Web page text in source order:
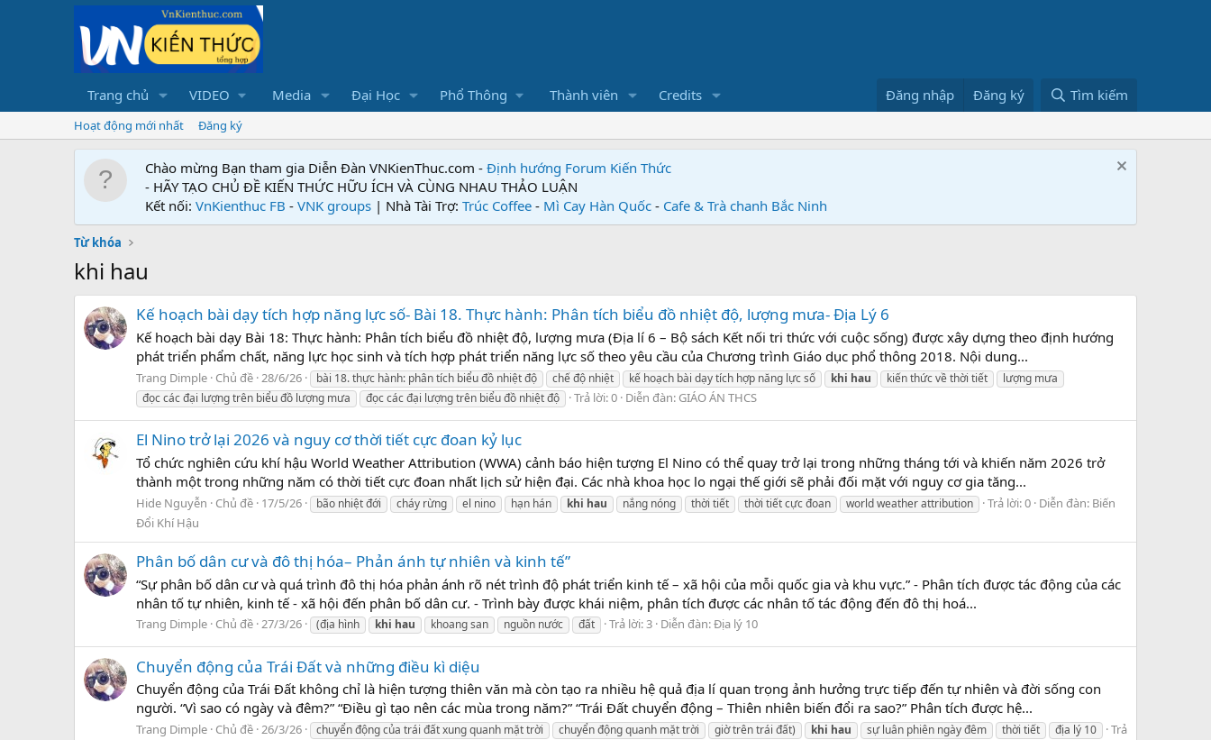
Trang chủ VIDEO Media Đại Học Phổ Thông Thành viên Credits Đăng nhập Đăng ký Tìm kiếm
Hoạt động mới nhất Đăng ký
Chào mừng Bạn tham gia Diễn Đàn VNKienThuc.com - Định hướng Forum Kiến Thức
- HÃY TẠO CHỦ ĐỀ KIẾN THỨC HỮU ÍCH VÀ CÙNG NHAU THẢO LUẬN
Kết nối: VnKienthuc FB - VNK groups | Nhà Tài Trợ: Trúc Coffee - Mì Cay Hàn Quốc - Cafe & Trà chanh Bắc Ninh
Từ khóa
khi hau
Kế hoạch bài dạy tích hợp năng lực số- Bài 18. Thực hành: Phân tích biểu đồ nhiệt độ, lượng mưa- Địa Lý 6
Kế hoạch bài dạy Bài 18: Thực hành: Phân tích biểu đồ nhiệt độ, lượng mưa (Địa lí 6 – Bộ sách Kết nối tri thức với cuộc sống) được xây dựng theo định hướng
phát triển phẩm chất, năng lực học sinh và tích hợp phát triển năng lực số theo yêu cầu của Chương trình Giáo dục phổ thông 2018. Nội dung...
Trang Dimple Chủ đề 28/6/26 bài 18. thực hành: phân tích biểu đồ nhiệt độ chế độ nhiệt kế hoạch bài dạy tích hợp năng lực số khi hau kiến thức về thời tiết
lượng mưa
đọc các đại lượng trên biểu đồ lượng mưa
đọc các đại lượng trên biểu đồ nhiệt độ Trả lời: 0 Diễn đàn: GIÁO ÁN THCS
El Nino trở lại 2026 và nguy cơ thời tiết cực đoan kỷ lục
Tổ chức nghiên cứu khí hậu World Weather Attribution (WWA) cảnh báo hiện tượng El Nino có thể quay trở lại trong những tháng tới và khiến năm 2026 trở
thành một trong những năm có thời tiết cực đoan nhất lịch sử hiện đại. Các nhà khoa học lo ngại thế giới sẽ phải đối mặt với nguy cơ gia tăng...
Hide Nguyễn Chủ đề 17/5/26 bão nhiệt đới cháy rừng el nino hạn hán khi hau nắng nóng thời tiết thời tiết cực đoan world weather attribution Trả lời: 0 Diễn đàn: Biến
Đổi Khí Hậu
Phân bố dân cư và đô thị hóa– Phản ánh tự nhiên và kinh tế”
“Sự phân bố dân cư và quá trình đô thị hóa phản ánh rõ nét trình độ phát triển kinh tế – xã hội của mỗi quốc gia và khu vực.” - Phân tích được tác động của các
nhân tố tự nhiên, kinh tế - xã hội đến phân bố dân cư. - Trình bày được khái niệm, phân tích được các nhân tố tác động đến đô thị hoá...
Trang Dimple Chủ đề 27/3/26 (địa hình khi hau khoang san nguồn nước đất Trả lời: 3 Diễn đàn:Địa lý 10
Chuyển động của Trái Đất và những điều kì diệu
Chuyển động của Trái Đất không chỉ là hiện tượng thiên văn mà còn tạo ra nhiều hệ quả địa lí quan trọng ảnh hưởng trực tiếp đến tự nhiên và đời sống con
người. “Vì sao có ngày và đêm?” “Điều gì tạo nên các mùa trong năm?” “Trái Đất chuyển động – Thiên nhiên biến đổi ra sao?” Phân tích được hệ...
Trang Dimple Chủ đề 26/3/26 chuyển động của trái đất xung quanh mặt trời chuyển động quanh mặt trời giờ trên trái đất) khi hau sự luân phiên ngày đêm thời tiết địa lý 10
Trả